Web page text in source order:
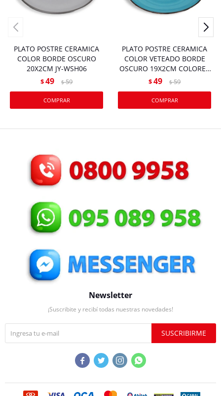
PLATO POSTRE CERAMICA
COLOR BORDE OSCURO
20X2CM JY-WSH06
$49 $ 59
PLATO POSTRE CERAMICA
COLOR VETEADO BORDE
OSCURO 19X2CM COLORES
SURTIDOS JY-WSH85
$49 $ 59
Newsletter
¡Suscribite y recibí todas nuestras novedades!
SUSCRIBIRME
   